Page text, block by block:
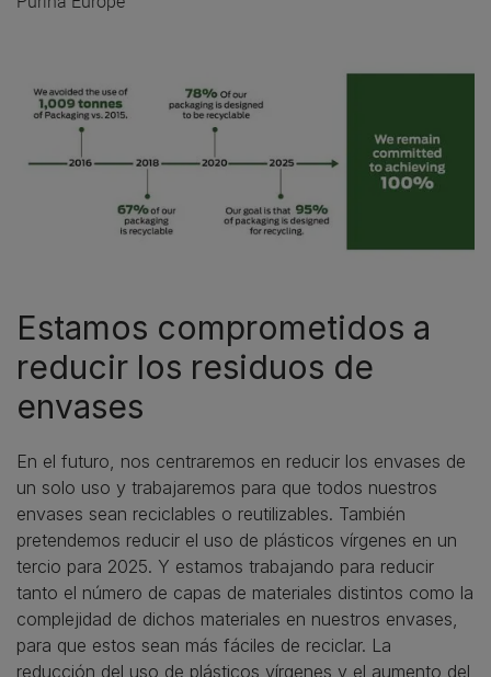
Estamos comprometidos a
reducir los residuos de
envases
En el futuro, nos centraremos en reducir los envases de
un solo uso y trabajaremos para que todos nuestros
envases sean reciclables o reutilizables. También
pretendemos reducir el uso de plásticos vírgenes en un
tercio para 2025. Y estamos trabajando para reducir
tanto el número de capas de materiales distintos como la
complejidad de dichos materiales en nuestros envases,
para que estos sean más fáciles de reciclar. La
reducción del uso de plásticos vírgenes y el aumento del